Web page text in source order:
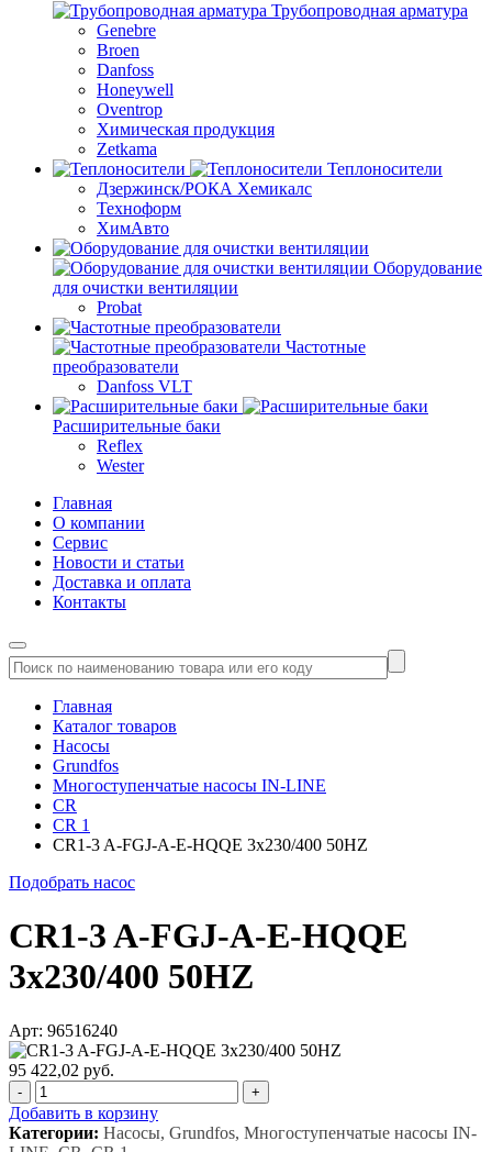
Трубопроводная арматура
Genebre
Broen
Danfoss
Honeywell
Oventrop
Химическая продукция
Zetkama
Теплоносители
Дзержинск/РОКА Хемикалс
Техноформ
ХимАвто
Оборудование
для очистки вентиляции
Probat
Частотные
преобразователи
Danfoss VLT
Расширительные баки
Reflex
Wester
Главная
О компании
Сервис
Новости и статьи
Доставка и оплата
Контакты
Главная
Каталог товаров
Насосы
Grundfos
Многоступенчатые насосы IN-LINE
CR
CR 1
CR1-3 A-FGJ-A-E-HQQE 3x230/400 50HZ
Подобрать насос
CR1-3 A-FGJ-A-E-HQQE
3x230/400 50HZ
Арт: 96516240
95 422,02 руб.
- +
Добавить в корзину
Категории: Насосы, Grundfos, Многоступенчатые насосы IN-